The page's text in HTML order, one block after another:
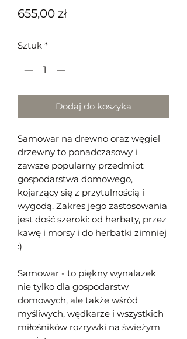
655,00 złCena
Sztuk *
Dodaj do koszyka
Samowar na drewno oraz węgiel
drzewny to ponadczasowy i
zawsze popularny przedmiot
gospodarstwa domowego,
kojarzący się z przytulnością i
wygodą. Zakres jego zastosowania
jest dość szeroki: od herbaty, przez
kawę i morsy i do herbatki zimniej
:)
Samowar - to piękny wynalazek
nie tylko dla gospodarstw
domowych, ale także wśród
myśliwych, wędkarze i wszystkich
miłośników rozrywki na świeżym